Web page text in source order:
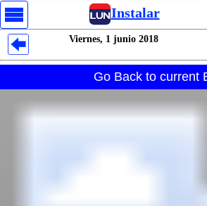
Instalar
Viernes, 1 junio 2018
Go Back to current
Despliegues Analytics
Despliegues Totales
Despliegues por Rubros